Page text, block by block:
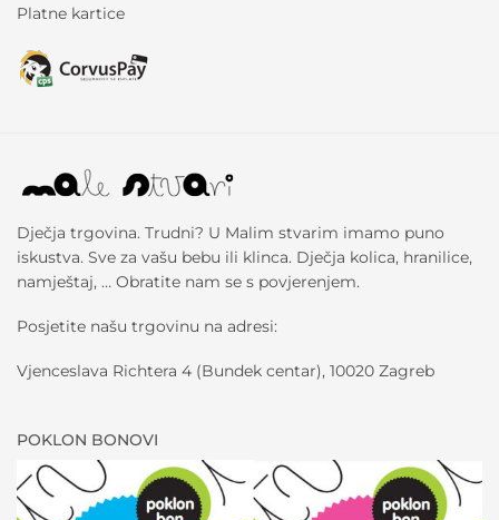
Platne kartice
Dječja trgovina. Trudni? U Malim stvarim imamo puno
iskustva. Sve za vašu bebu ili klinca. Dječja kolica, hranilice,
namještaj, … Obratite nam se s povjerenjem.
Posjetite našu trgovinu na adresi:
Vjenceslava Richtera 4 (Bundek centar), 10020 Zagreb
POKLON BONOVI